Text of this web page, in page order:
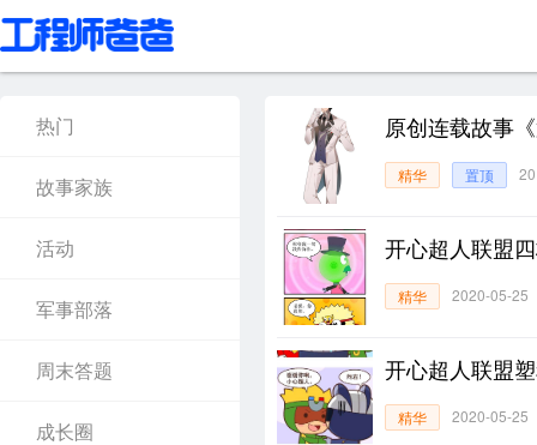
热门
故事家族
活动
军事部落
周末答题
成长圈
原创连载故事
精华 置顶
开心超人联盟
精华 2020-05-25
开心超人联盟
精华 2020-05-25